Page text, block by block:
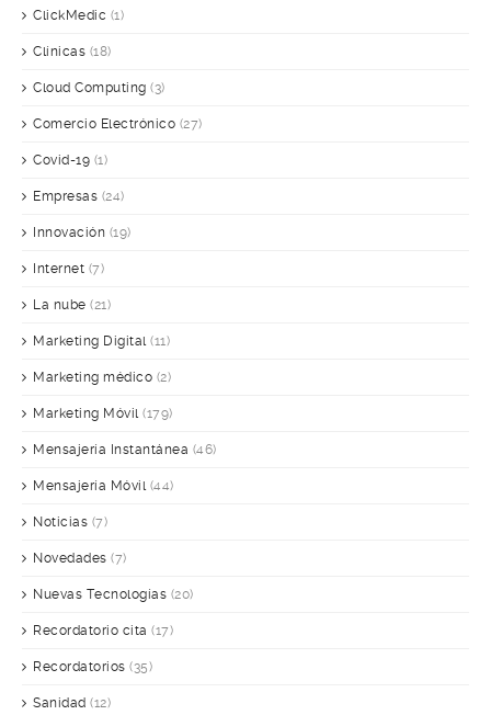
ClickMedic (1)
Clínicas (18)
Cloud Computing (3)
Comercio Electrónico (27)
Covid-19 (1)
Empresas (24)
Innovación (19)
Internet (7)
La nube (21)
Marketing Digital(11)
Marketing médico (2)
Marketing Móvil(179)
Mensajería Instantánea (46)
Mensajería Móvil(44)
Noticias (7)
Novedades (7)
Nuevas Tecnologías (20)
Recordatorio cita (17)
Recordatorios (35)
Sanidad (12)